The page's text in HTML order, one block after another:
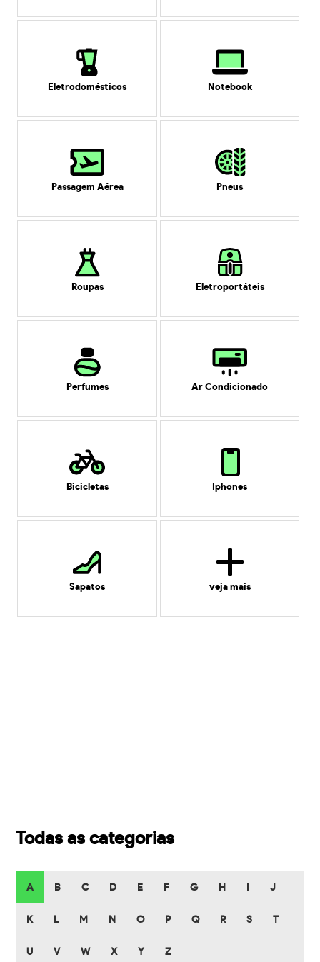
Eletrodomésticos Notebook
Passagem Aérea Pneus
Roupas Eletroportáteis
Perfumes Ar Condicionado
Bicicletas Iphones
Sapatos veja mais
Todas as categorias
A B C D E F G H J
K L M N O P Q R S T
U V W X Y Z